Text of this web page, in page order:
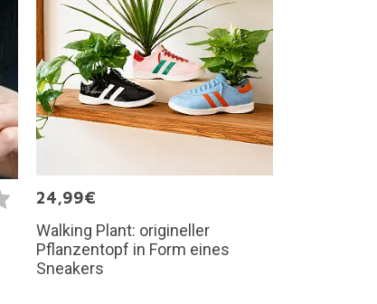
24,99€
Walking Plant: origineller
Pflanzentopf in Form eines
Sneakers